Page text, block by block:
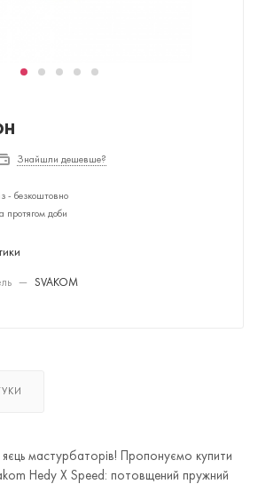
Знайшли дешевше?
- безкоштовно
протягом доби
— SVAKOM
мастурбаторів! Пропонуємо купити
Hedy X Speed: потовщений пружний